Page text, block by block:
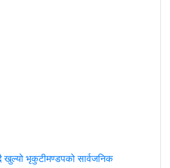
खुल्यो भृकुटीमण्डपको सार्वजनिक